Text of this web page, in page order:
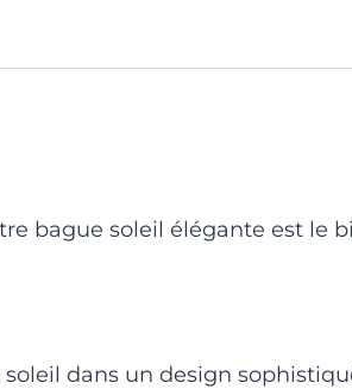
bague soleil élégante est le
dans un design